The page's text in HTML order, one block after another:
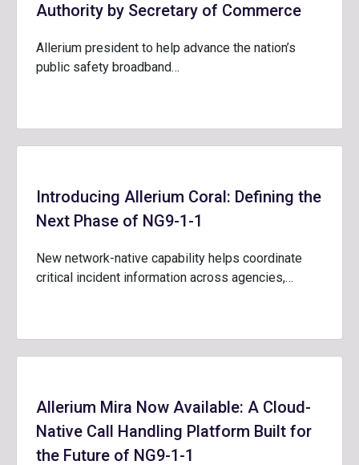
Authority by Secretary of Commerce
Allerium president to help advance the nation’s
public safety broadband…
Introducing Allerium Coral: Defining the
Next Phase of NG9-1-1
New network-native capability helps coordinate
critical incident information across agencies,…
Allerium Mira Now Available: A Cloud-
Native Call Handling Platform Built for
the Future of NG9-1-1